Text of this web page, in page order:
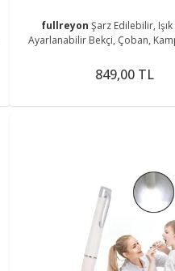
fullreyonŞarz Edilebilir,
Ayarlanabilir Bekçi, Çoban,
849,00 TL